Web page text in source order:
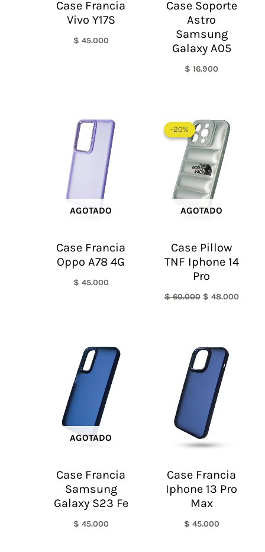
Case Francia
Vivo Y17S
$ 45.000
Case Soporte
Astro
Samsung
Galaxy A05
$ 16.900
AGOTADO
Case Francia
Oppo A78 4G
$ 45.000
-20%
AGOTADO
-20%
Case Pillow
TNF Iphone 14
Pro
$60.000
precio
original
era:
$ 60.000.
$ 48.000
AGOTADO
Case Francia
Samsung
Galaxy S23 Fe
$ 45.000
Case Francia
Iphone 13 Pro
Max
$ 45.000